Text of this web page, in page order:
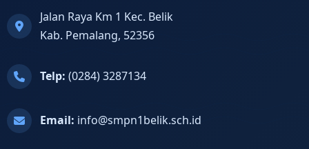
Jalan Raya Km 1 Kec. Belik
Kab. Pemalang, 52356
Telp: (0284) 3287134
Email: info@smpn1belik.sch.id